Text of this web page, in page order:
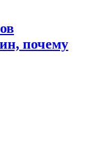
почему